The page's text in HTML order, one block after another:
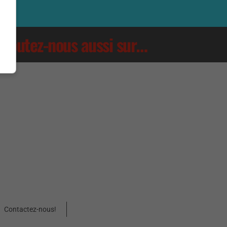
Écoutez-nous aussi sur…
Contactez-nous!